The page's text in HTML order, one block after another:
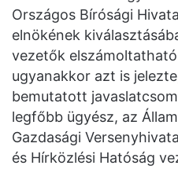
Országos Bírósági
elnökének
vezetők
ugyanakkor azt is
bemutatott
legfőbb ügyész, az
Gazdasági
és Hírközlési Hatóság